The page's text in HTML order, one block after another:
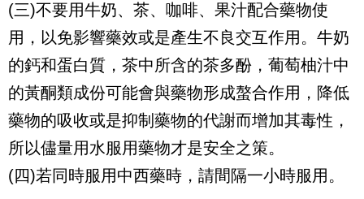
(三)不要用牛奶、茶、咖啡、果汁配合藥物使
用，以免影響藥效或是產生不良交互作用。牛奶
的鈣和蛋白質，茶中所含的茶多酚，葡萄柚汁中
的黃酮類成份可能會與藥物形成螯合作用，降低
藥物的吸收或是抑制藥物的代謝而增加其毒性，
所以儘量用水服用藥物才是安全之策。
(四)若同時服用中西藥時，請間隔一小時服用。